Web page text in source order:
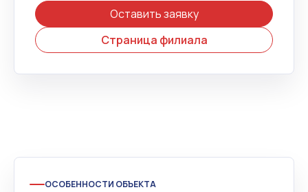
Оставить заявку
Страница филиала
ОСОБЕННОСТИ ОБЪЕКТА